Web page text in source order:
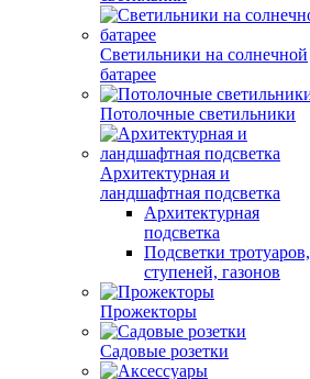
Светильники на солнечной
батарее
Потолочные светильники
Архитектурная и
ландшафтная подсветка
Архитектурная
подсветка
Подсветки тротуаров,
ступеней, газонов
Прожекторы
Садовые розетки